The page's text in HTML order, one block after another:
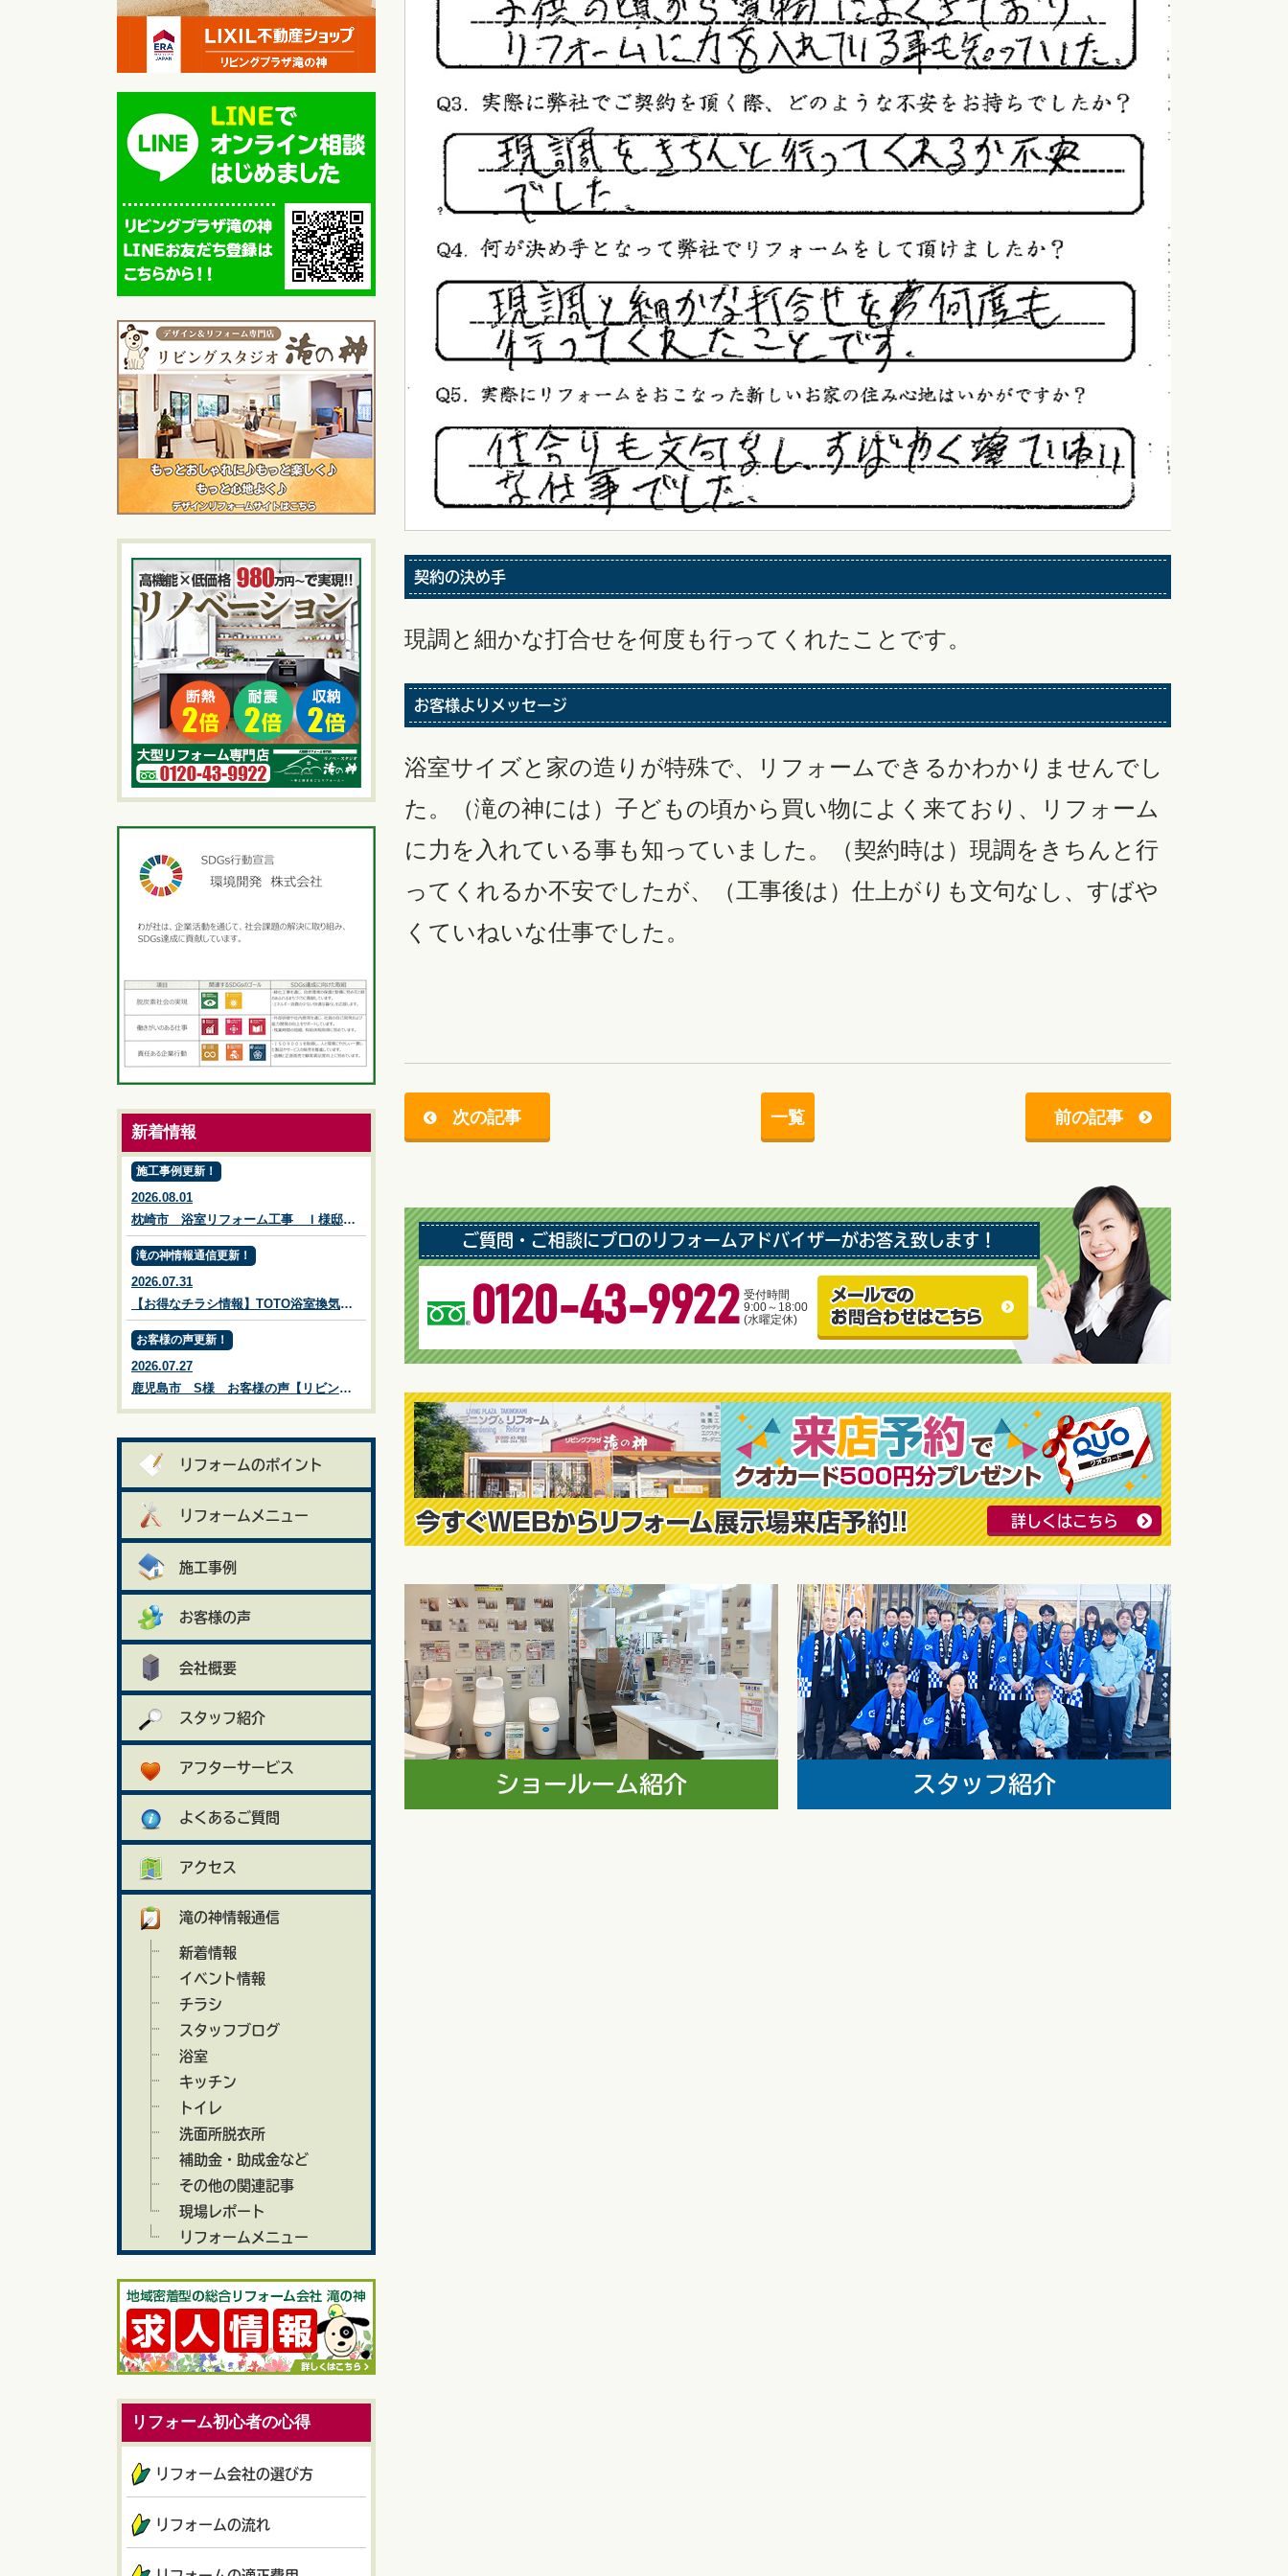
契約の決め手
現調と細かな打合せを何度も行ってくれたことです。
お客様よりメッセージ
浴室サイズと家の造りが特殊で、リフォームできるかわかりませんでし
た。（滝の神には）子どもの頃から買い物によく来ており、リフォーム
に力を入れている事も知っていました。（契約時は）現調をきちんと行
ってくれるか不安でしたが、（工事後は）仕上がりも文句なし、すばや
くていねいな仕事でした。
次の記事 一覧 前の記事
ご質問・ご相談にプロのリフォームアドバイザーがお答え致します！
0120-43-9922 受付時間
9:00～18:00
(水曜定休)
詳しくはこちら
新着情報
施工事例更新！
2026.08.01
枕崎市 浴室リフォーム工事 Ｉ様邸施工事例【鹿児島市・姶良市・伊集院・リフォーム・リノベーション・外壁塗装・屋根塗装・ガーデン・エクステリア・外構・造園】リビングプラザ滝の神
滝の神情報通信更新！
2026.07.31
【お得なチラシ情報】TOTO浴室換気乾燥暖房機【三乾王】【床ワイパー洗浄】【3モードミストシャワーヘッド】の3大プレゼントキャンペーン！TOTOキッチン用食器洗い乾燥機プレゼントキャンペーン中！※チラシ有効期限：2026年9月4日㊎まで【鹿児島市・姶良市・伊集院のリフォーム・リノベーション・外壁塗装・屋根塗装・エクステリア・ガーデン】
お客様の声更新！
2026.07.27
鹿児島市 S様 お客様の声【リビングプラザ滝の神】鹿児島市・リフォーム・塗装・外構・造園
リフォームのポイント
リフォームメニュー
施工事例
お客様の声
会社概要
スタッフ紹介
アフターサービス
よくあるご質問
アクセス
滝の神情報通信
新着情報
イベント情報
チラシ
スタッフブログ
浴室
キッチン
トイレ
洗面所脱衣所
補助金・助成金など
その他の関連記事
現場レポート
リフォームメニュー
リフォーム初心者の心得
リフォーム会社の選び方
リフォームの流れ